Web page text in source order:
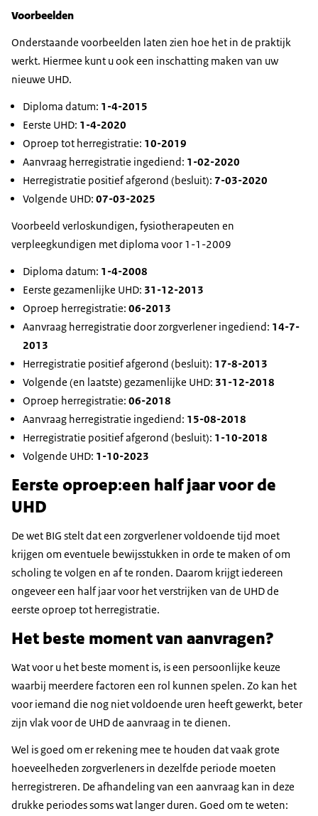
Voorbeelden
Onderstaande voorbeelden laten zien hoe het in de praktijk
werkt. Hiermee kunt u ook een inschatting maken van uw
nieuwe UHD.
Diploma datum: 1-4-2015
Eerste UHD: 1-4-2020
Oproep tot herregistratie: 10-2019
Aanvraag herregistratie ingediend: 1-02-2020
Herregistratie positief afgerond (besluit): 7-03-2020
Volgende UHD: 07-03-2025
Voorbeeld verloskundigen, fysiotherapeuten en
verpleegkundigen met diploma voor 1-1-2009
Diploma datum: 1-4-2008
Eerste gezamenlijke UHD: 31-12-2013
Oproep herregistratie: 06-2013
Aanvraag herregistratie door zorgverlener ingediend: 14-7-
2013
Herregistratie positief afgerond (besluit): 17-8-2013
Volgende (en laatste) gezamenlijke UHD: 31-12-2018
Oproep herregistratie: 06-2018
Aanvraag herregistratie ingediend: 15-08-2018
Herregistratie positief afgerond (besluit): 1-10-2018
Volgende UHD: 1-10-2023
Eerste oproep:een half jaar voor de
UHD
De wet BIG stelt dat een zorgverlener voldoende tijd moet
krijgen om eventuele bewijsstukken in orde te maken of om
scholing te volgen en af te ronden. Daarom krijgt iedereen
ongeveer een half jaar voor het verstrijken van de UHD de
eerste oproep tot herregistratie.
Het beste moment van aanvragen?
Wat voor u het beste moment is, is een persoonlijke keuze
waarbij meerdere factoren een rol kunnen spelen. Zo kan het
voor iemand die nog niet voldoende uren heeft gewerkt, beter
zijn vlak voor de UHD de aanvraag in te dienen.
Wel is goed om er rekening mee te houden dat vaak grote
hoeveelheden zorgverleners in dezelfde periode moeten
herregistreren. De afhandeling van een aanvraag kan in deze
drukke periodes soms wat langer duren. Goed om te weten: